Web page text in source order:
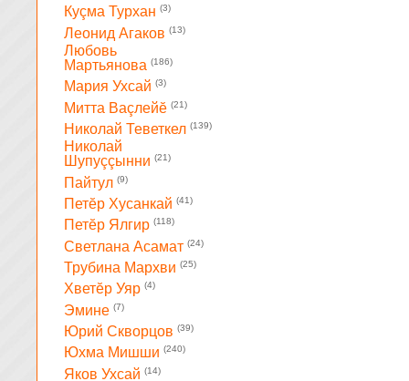
Куçма Турхан (3)
Леонид Агаков (13)
Любовь
Мартьянова (186)
Мария Ухсай (3)
Митта Ваçлейĕ (21)
Николай Теветкел (139)
Николай
Шупуççынни (21)
Пайтул (9)
Петĕр Хусанкай (41)
Петĕр Ялгир (118)
Светлана Асамат (24)
Трубина Мархви (25)
Хветĕр Уяр (4)
Эмине (7)
Юрий Скворцов (39)
Юхма Мишши (240)
Яков Ухсай (14)